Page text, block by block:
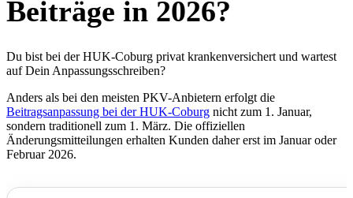
Beiträge in 2026?
Du bist bei der HUK-Coburg privat krankenversichert und wartest
auf Dein Anpassungsschreiben?
Anders als bei den meisten PKV-Anbietern erfolgt die
Beitragsanpassung bei der HUK-Coburg nicht zum 1. Januar,
sondern traditionell zum 1. März. Die offiziellen
Änderungsmitteilungen erhalten Kunden daher erst im Januar oder
Februar 2026.